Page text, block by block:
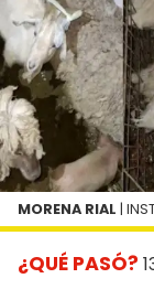
¿QUÉ PASÓ?
MORENA RIAL |